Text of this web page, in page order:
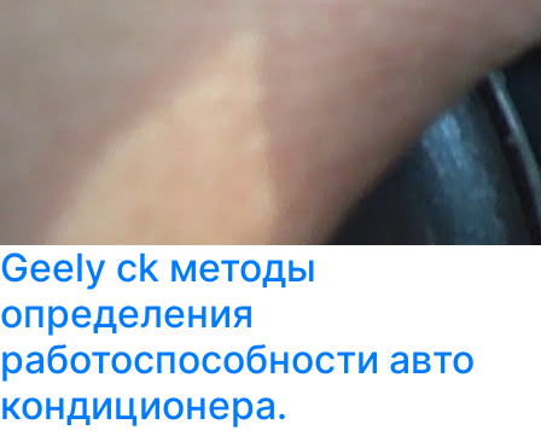
Geely ck методы
определения
работоспособности авто
кондиционера.